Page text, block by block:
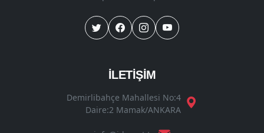
İLETİŞİM
Demirlibahçe Mahallesi No:4
Daire:2 Mamak/ANKARA